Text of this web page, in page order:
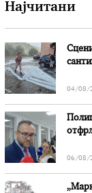
Најчитани
04/08/
06/08/